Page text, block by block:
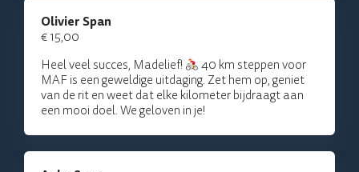
Olivier Span
€ 15,00
Heel veel succes, Madelief!
40 km steppen voor
MAF is een geweldige uitdaging. Zet hem op, geniet
van de rit en weet dat elke kilometer bijdraagt aan
een mooi doel. We geloven in je!